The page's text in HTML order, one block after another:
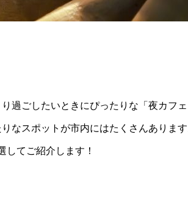
過ごしたいときにぴったりな「夜カフェ
なスポットが市内にはたくさんあります
てご紹介します！